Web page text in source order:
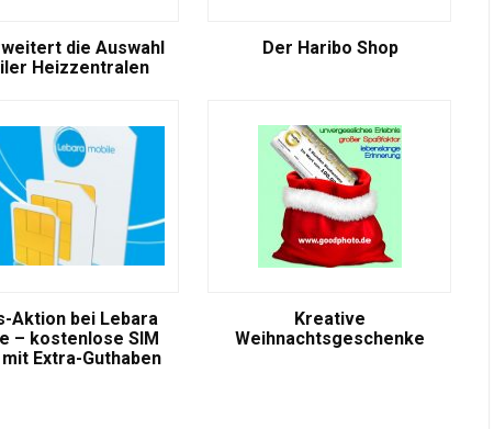
die Auswahl
Heizzentralen
Der Haribo Shop
Aktion bei Lebara
– kostenlose SIM
Extra-Guthaben
Kreative
Weihnachtsgeschenke